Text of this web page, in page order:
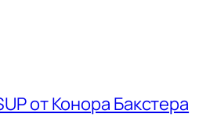
от Конора Бакстера